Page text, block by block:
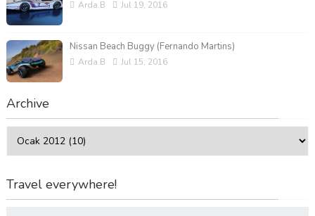
Arda.B Jul 19, 2016
Nissan Beach Buggy (Fernando Martins)
Arda.B Jul 15, 2016
Archive
Travel everywhere!